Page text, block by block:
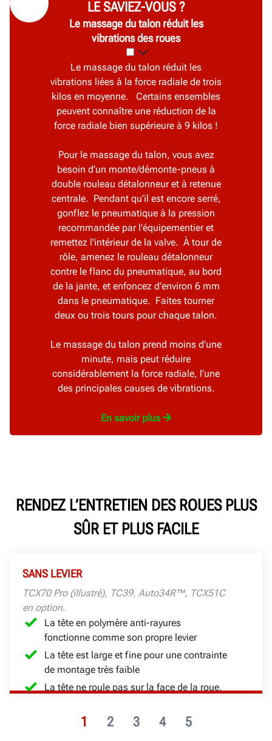
LE SAVIEZ-VOUS ?
Le massage du talon réduit les
vibrations des roues
Le massage du talon réduit les
vibrations liées à la force radiale de trois
kilos en moyenne. Certains ensembles
peuvent connaître une réduction de la
force radiale bien supérieure à 9 kilos !
Pour le massage du talon, vous avez
besoin d’un monte/démonte-pneus à
double rouleau détalonneur et à retenue
centrale. Pendant qu’il est encore serré,
gonflez le pneumatique à la pression
recommandée par l’équipementier et
remettez l'intérieur de la valve. À tour de
rôle, amenez le rouleau détalonneur
contre le flanc du pneumatique, au bord
de la jante, et enfoncez d’environ 6 mm
dans le pneumatique. Faites tourner
deux ou trois tours pour chaque talon.
Le massage du talon prend moins d’une
minute, mais peut réduire
considérablement la force radiale, l’une
des principales causes de vibrations.
En savoir plus
RENDEZ L’ENTRETIEN DES ROUES PLUS
SÛR ET PLUS FACILE
1 2 3 4 5
SANS LEVIER
TCX70 Pro (illustré), TC39, Auto34R™, TCX51C
en option.
La tête en polymère anti-rayures
fonctionne comme son propre levier
La tête est large et fine pour une contrainte
de montage très faible
La tête ne roule pas sur la face de la roue,
évite les rayures